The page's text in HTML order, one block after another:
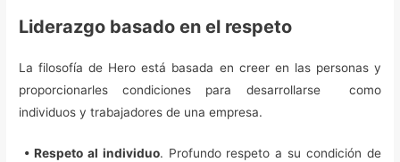
Liderazgo basado en el respeto
La filosofía de Hero está basada en creer en las personas y
proporcionarles condiciones para desarrollarse como
individuos y trabajadores de una empresa.
• Respeto al individuo. Profundo respeto a su condición de